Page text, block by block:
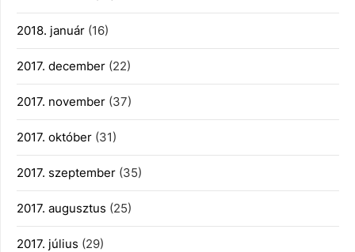
2018. január (16)
2017. december (22)
2017. november (37)
2017. október (31)
2017. szeptember (35)
2017. augusztus (25)
2017. július (29)